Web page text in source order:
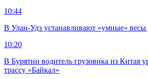
10:44
В Улан-Удэ устанавливают «умные» весы
10:20
В Бурятии водитель грузовика из Китая
трассу «Байкал»